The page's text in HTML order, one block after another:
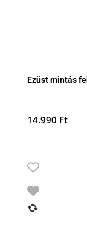
Ezüst mintás
14.990 Ft